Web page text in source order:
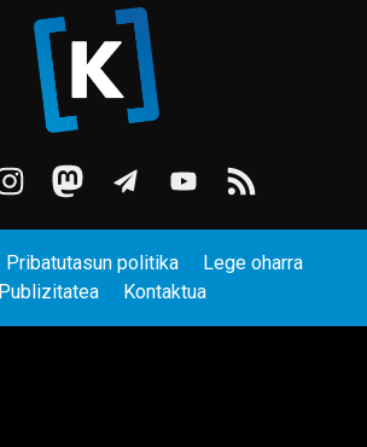
Pribatutasun politika
Lege oharra
Publizitatea
Kontaktua